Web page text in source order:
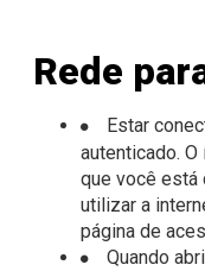
Rede
Estar
autenticado.
que você está
utilizar a
página de
Quando